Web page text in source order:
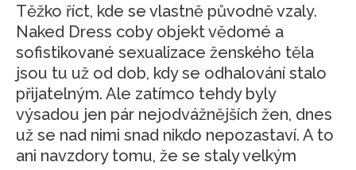
Těžko říct, kde se vlastně původně vzaly.
Naked Dress coby objekt vědomé a
sofistikované sexualizace ženského těla
jsou tu už od dob, kdy se odhalování stalo
přijatelným. Ale zatímco tehdy byly
výsadou jen pár nejodvážnějších žen, dnes
už se nad nimi snad nikdo nepozastaví. A to
ani navzdory tomu, že se staly velkým